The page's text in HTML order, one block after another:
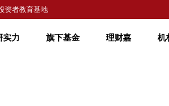
资者教育基地
实力 旗下基金 理财嘉 机